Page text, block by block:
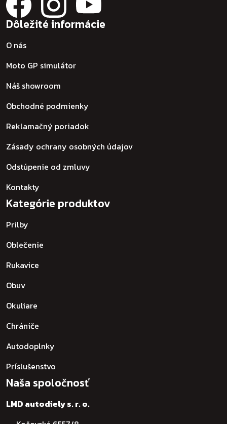
Dôležité informácie
O nás
Moto GP simulátor
Náš showroom
Obchodné podmienky
Reklamačný poriadok
Zásady ochrany osobných údajov
Odstúpenie od zmluvy
Kontakty
Kategórie produktov
Prilby
Oblečenie
Rukavice
Obuv
Okuliare
Chrániče
Autodoplnky
Príslušenstvo
Naša spoločnosť
LMD autodiely s. r. o.